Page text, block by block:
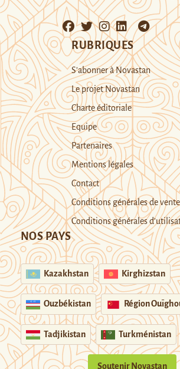
RUBRIQUES
S’abonner à Novastan
Le projet Novastan
Charte éditoriale
Equipe
Partenaires
Mentions légales
Contact
Conditions générales de vente
Conditions générales
NOS PAYS
Kazakhstan Kirghizstan
Ouzbékistan Région
Tadjikistan Turkménistan
Soutenir Novastan